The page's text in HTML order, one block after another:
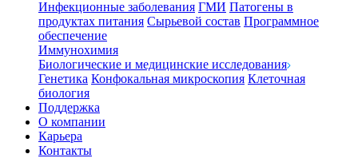
Инфекционные заболевания ГМИ Патогены в
продуктах питания Сырьевой состав Программное
обеспечение
Иммунохимия
Биологические и медицинские исследования
Генетика Конфокальная микроскопия Клеточная
биология
Поддержка
О компании
Карьера
Контакты